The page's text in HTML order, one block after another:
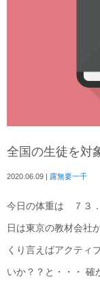
全国の生徒を対
2020.06.09 | 露無要一千
今日の体重は ７３
日は東京の教材会社
くり言えばアクティ
いか？？と・・・ 確